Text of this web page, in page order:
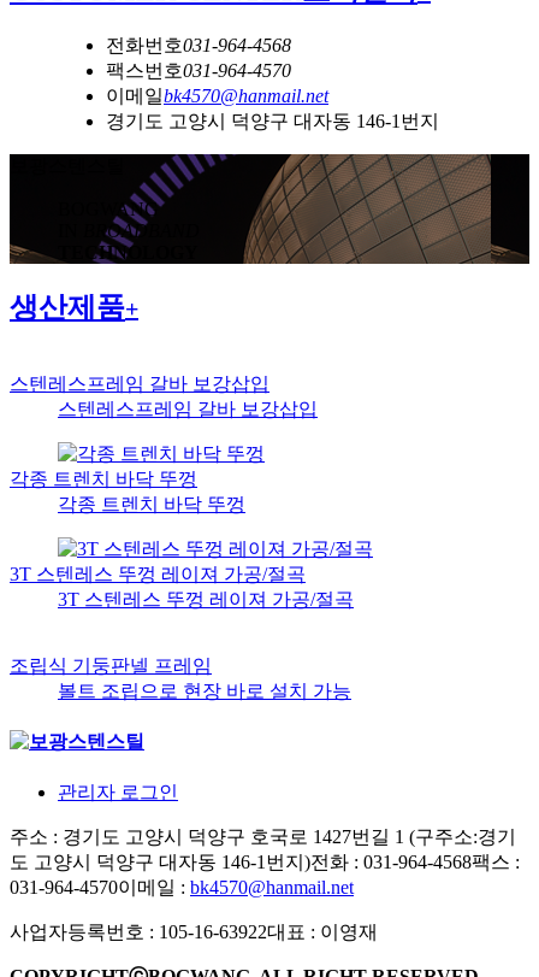
전화번호031-964-4568
팩스번호031-964-4570
이메일bk4570@hanmail.net
경기도 고양시 덕양구 대자동 146-1번지
BOGWANG
BROADBAND
TECHNOLOGY
생산제품+
스텐레스프레임 갈바 보강삽입
스텐레스프레임 갈바 보강삽입
각종 트렌치 바닥 뚜껑
각종 트렌치 바닥 뚜껑
3T 스텐레스 뚜껑 레이져 가공/절곡
3T 스텐레스 뚜껑 레이져 가공/절곡
조립식 기둥판넬 프레임
볼트 조립으로 현장 바로 설치 가능
관리자 로그인
주소 : 경기도 고양시 덕양구 호국로 1427번길 1 (구주소:경기
도 고양시 덕양구 대자동 146-1번지)전화 : 031-964-4568팩스 :
031-964-4570이메일 : bk4570@hanmail.net
사업자등록번호 : 105-16-63922대표 : 이영재